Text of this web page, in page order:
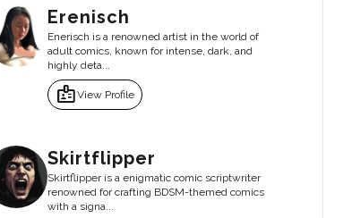
Erenisch
Enerisch is a renowned artist in the world of
adult comics, known for intense, dark, and
highly deta...
badgeView Profile
Skirtflipper
Skirtflipper is a enigmatic comic scriptwriter
renowned for crafting BDSM-themed comics
with a signa...